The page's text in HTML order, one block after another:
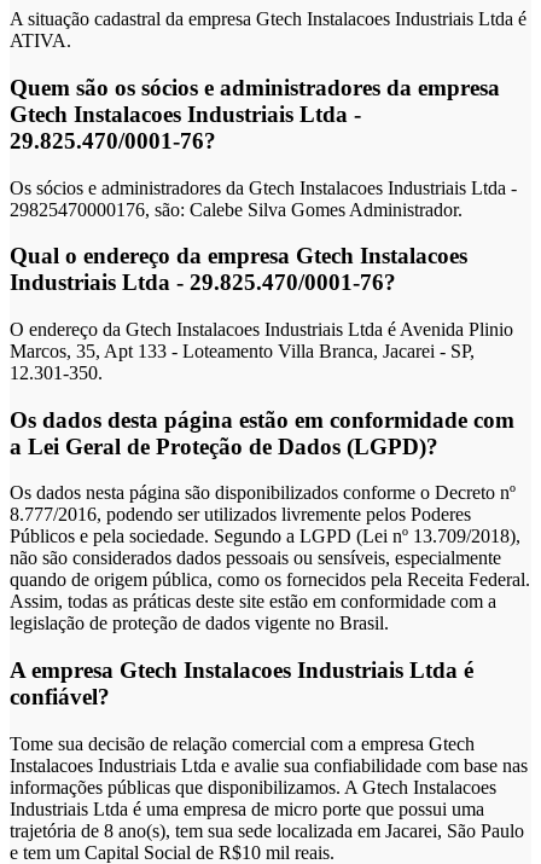
A situação cadastral da empresa Gtech Instalacoes Industriais Ltda é
ATIVA.
Quem são os sócios e administradores da empresa
Gtech Instalacoes Industriais Ltda -
29.825.470/0001-76?
Os sócios e administradores da Gtech Instalacoes Industriais Ltda -
29825470000176, são: Calebe Silva Gomes Administrador.
Qual o endereço da empresa Gtech Instalacoes
Industriais Ltda - 29.825.470/0001-76?
O endereço da Gtech Instalacoes Industriais Ltda é Avenida Plinio
Marcos, 35, Apt 133 - Loteamento Villa Branca, Jacarei - SP,
12.301-350.
Os dados desta página estão em conformidade com
a Lei Geral de Proteção de Dados (LGPD)?
Os dados nesta página são disponibilizados conforme o Decreto nº
8.777/2016, podendo ser utilizados livremente pelos Poderes
Públicos e pela sociedade. Segundo a LGPD (Lei nº 13.709/2018),
não são considerados dados pessoais ou sensíveis, especialmente
quando de origem pública, como os fornecidos pela Receita Federal.
Assim, todas as práticas deste site estão em conformidade com a
legislação de proteção de dados vigente no Brasil.
A empresa Gtech Instalacoes Industriais Ltda é
confiável?
Tome sua decisão de relação comercial com a empresa Gtech
Instalacoes Industriais Ltda e avalie sua confiabilidade com base nas
informações públicas que disponibilizamos. A Gtech Instalacoes
Industriais Ltda é uma empresa de micro porte que possui uma
trajetória de 8 ano(s), tem sua sede localizada em Jacarei, São Paulo
e tem um Capital Social de R$10 mil reais.